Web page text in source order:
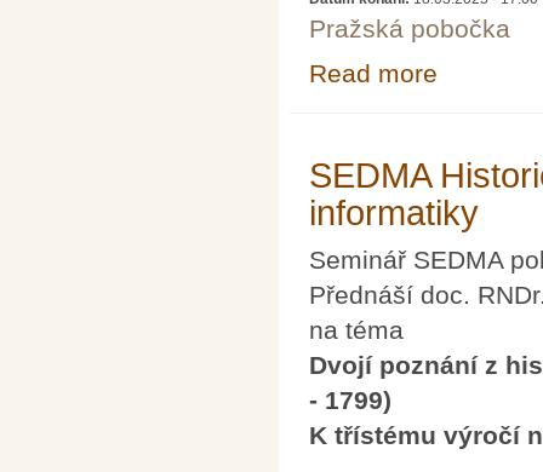
Pražská pobočka
Read more
SEDMA
informatiky
Seminář SEDMA
Přednáší doc.
na téma
Dvojí poznání z
- 1799)
K třístému výročí